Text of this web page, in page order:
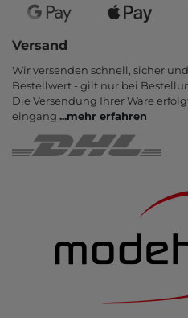
Versand
Wir versenden schnell, sicher
Bestell­wert - gilt nur bei
Die Ver­sendung Ihrer Ware
eingang ...mehr erfahren